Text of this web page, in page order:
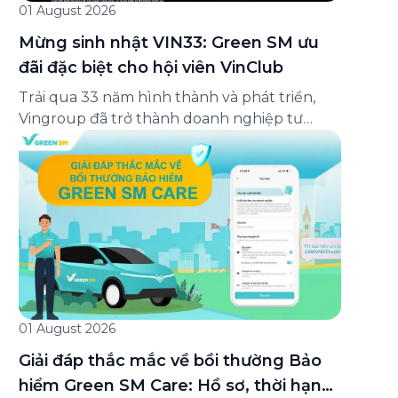
01 August 2026
Mừng sinh nhật VIN33: Green SM ưu
đãi đặc biệt cho hội viên VinClub
Trải qua 33 năm hình thành và phát triển,
Vingroup đã trở thành doanh nghiệp tư
nhân đa ngành lớn nhất Việt Nam, lọt Top 30
doanh nghiệp lớn nhất Đông Nam Á theo
bảng xếp hạng của Tạp chí Fortune (Mỹ).
Nhân kỷ niệm 33 năm thành lập (8/8/1993
đến 8/8/2026), Green SM trân […]
01 August 2026
Giải đáp thắc mắc về bồi thường Bảo
hiểm Green SM Care: Hồ sơ, thời hạn